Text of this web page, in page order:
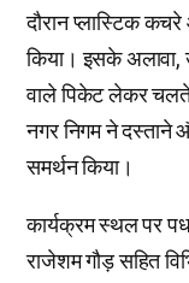
दौरान प्लास्टिक
किया। इसके अलावा,
वाले पिकेट लेकर
नगर निगम ने दस्ताने
समर्थन किया।
कार्यक्रम स्थल पर
राजेशम गौड़ सहित